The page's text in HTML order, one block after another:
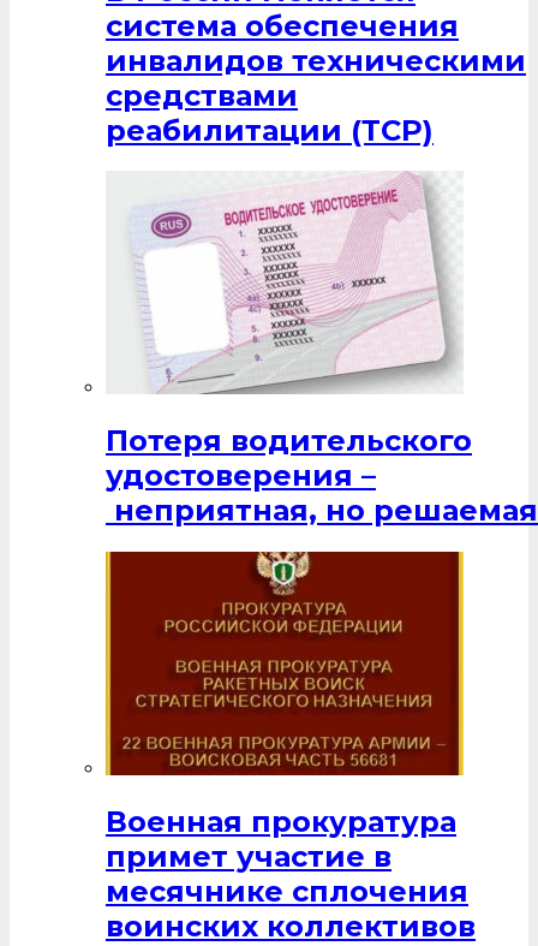
система обеспечения
инвалидов техническими
средствами
реабилитации (ТСР)
Потеря водительского
удостоверения –
неприятная, но
Военная прокуратура
примет участие в
месячнике сплочения
воинских коллективов